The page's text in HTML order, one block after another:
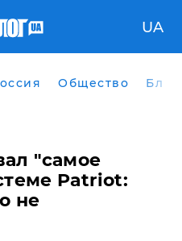
UA
Общество
"самое
Patriot:
не